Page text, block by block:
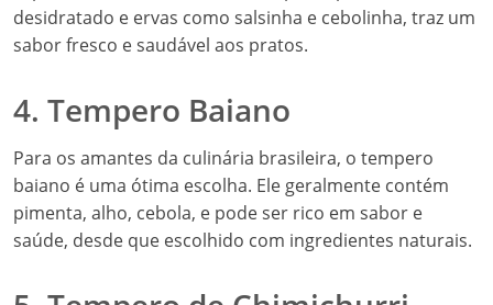
desidratado e ervas como salsinha e cebolinha, traz um
sabor fresco e saudável aos pratos.
4. Tempero Baiano
Para os amantes da culinária brasileira, o tempero
baiano é uma ótima escolha. Ele geralmente contém
pimenta, alho, cebola, e pode ser rico em sabor e
saúde, desde que escolhido com ingredientes naturais.